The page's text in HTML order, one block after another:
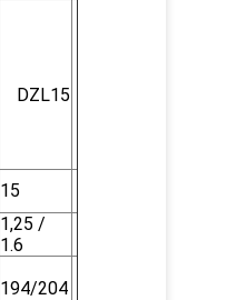
DZL15
15
1,25 /
1.6
194/204